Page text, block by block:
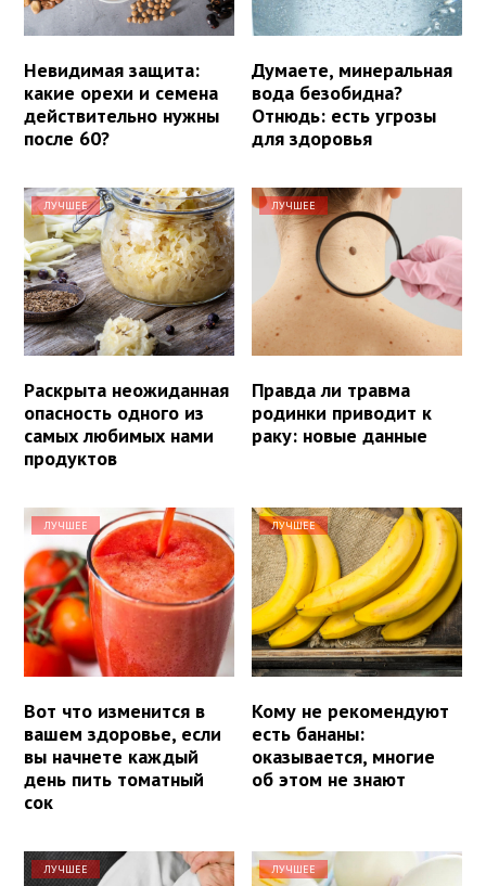
Невидимая защита:
какие орехи и семена
действительно нужны
после 60?
Думаете, минеральная
вода безобидна?
Отнюдь: есть угрозы
для здоровья
ЛУЧШЕЕ
Раскрыта неожиданная
опасность одного из
самых любимых нами
продуктов
ЛУЧШЕЕ
Правда ли травма
родинки приводит к
раку: новые данные
ЛУЧШЕЕ
Вот что изменится в
вашем здоровье, если
вы начнете каждый
день пить томатный
сок
ЛУЧШЕЕ
Кому не рекомендуют
есть бананы:
оказывается, многие
об этом не знают
ЛУЧШЕЕ ЛУЧШЕЕ